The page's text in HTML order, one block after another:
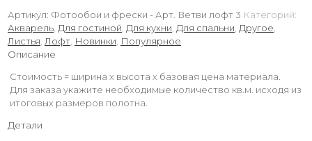
Артикул: Фотообои и фрески - Арт. Ветви лофт 3 Категорий:
Акварель, Для гостиной, Для кухни, Для спальни, Другое,
Листья, Лофт, Новинки, Популярное
Описание
Стоимость = ширина х высота х базовая цена материала.
Для заказа укажите необходимые количество кв.м. исходя из
итоговых размеров полотна.
Детали